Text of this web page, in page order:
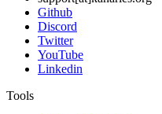
Github
Discord
Twitter
YouTube
Linkedin
Tools